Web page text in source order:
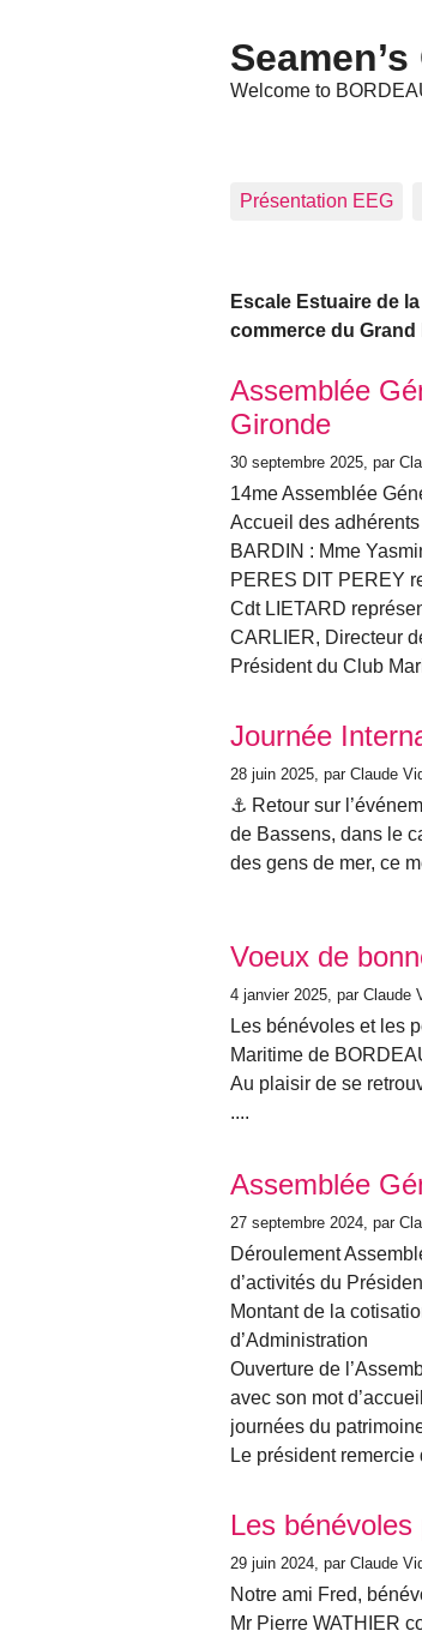
Welcome to
Présentation EEG
Escale Estuaire de
commerce du
Articles les
Assemblée
Gironde
30 septembre 2025 , par
14me Assemblée
Accueil des
BARDIN : Mme
PERES DIT PEREY
Cdt LIETARD
CARLIER, Directeur
Président du Club
Journée
28 juin 2025 , par Claude
⚓ Retour sur
de Bassens, dans le
des gens de mer, ce
Voeux de
4 janvier 2025 , par Claude
Les bénévoles et les
Maritime de
Au plaisir de se
....
Assemblée
27 septembre 2024 , par
Déroulement
d’activités du
Montant de la
d’Administration
Ouverture de
avec son mot
journées du
Le président
Les
29 juin 2024 , par Claude
Notre ami Fred,
Mr Pierre WATHIER